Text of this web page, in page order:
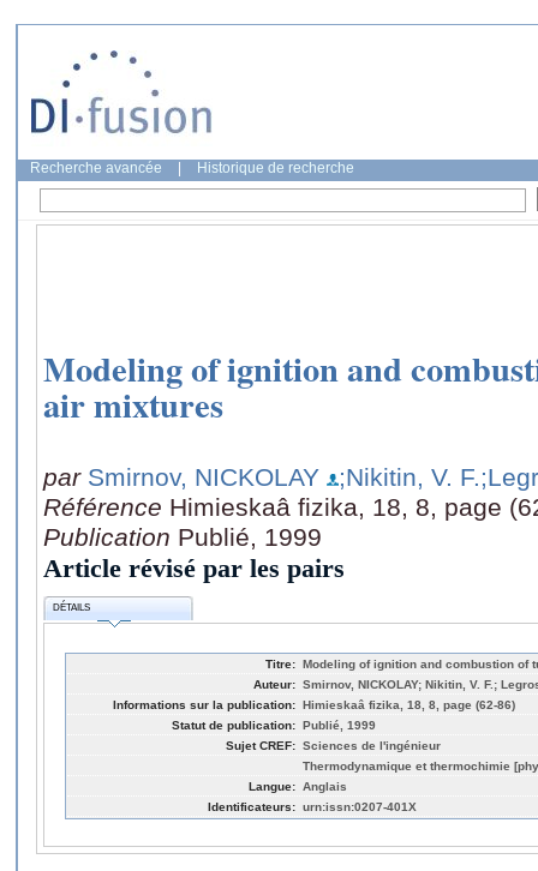
Recherche avancée Historique de recherche
Modeling of ignition and
air mixtures
par Smirnov, NICKOLAY ;Nikitin, V. F.
Référence Himieskaâ fizika, 18, 8, page
Publication Publié, 1999
Article révisé par les pairs
DÉTAILS
Titre: Modeling of ignition and combustion of
Auteur: Smirnov, NICKOLAY; Nikitin, V. F.;
Informations sur la publication: Himieskaâ fizika, 18, 8, page (62-86)
Statut de publication: Publié, 1999
Sujet CREF: Sciences de l'ingénieur
Thermodynamique et thermochimie
Langue: Anglais
Identificateurs: urn:issn:0207-401X